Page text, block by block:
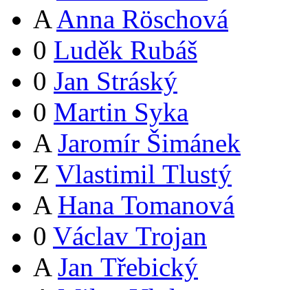
A Anna Röschová
0 Luděk Rubáš
0 Jan Stráský
0 Martin Syka
A Jaromír Šimánek
Z Vlastimil Tlustý
A Hana Tomanová
0 Václav Trojan
A Jan Třebický